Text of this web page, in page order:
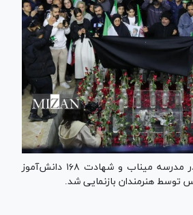
روایت جنایت آمریکا در مدرسه میناب و شهادت ۱۶۸ دانش‌آموز
توسط هنرمندان بازنمایی شد.